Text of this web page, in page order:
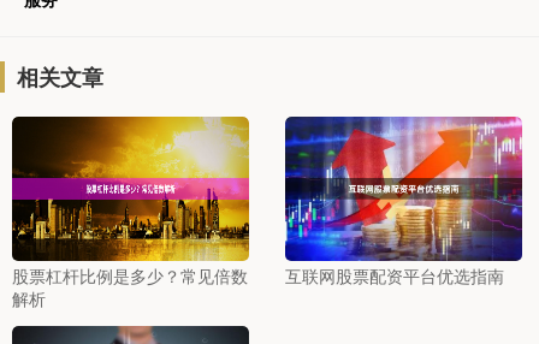
相关文章
股票杠杆比例是多少？常见倍数
解析
互联网股票配资平台优选指南